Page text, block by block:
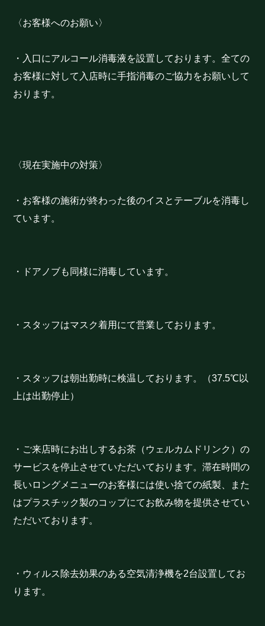
〈お客様へのお願い〉
・入口にアルコール消毒液を設置しております。全ての
お客様に対して入店時に手指消毒のご協力をお願いして
おります。
〈現在実施中の対策〉
・お客様の施術が終わった後のイスとテーブルを消毒し
ています。
・ドアノブも同様に消毒しています。
・スタッフはマスク着用にて営業しております。
・スタッフは朝出勤時に検温しております。（37.5℃以
上は出勤停止）
・ご来店時にお出しするお茶（ウェルカムドリンク）の
サービスを停止させていただいております。滞在時間の
長いロングメニューのお客様には使い捨ての紙製、また
はプラスチック製のコップにてお飲み物を提供させてい
ただいております。
・ウィルス除去効果のある空気清浄機を2台設置してお
ります。